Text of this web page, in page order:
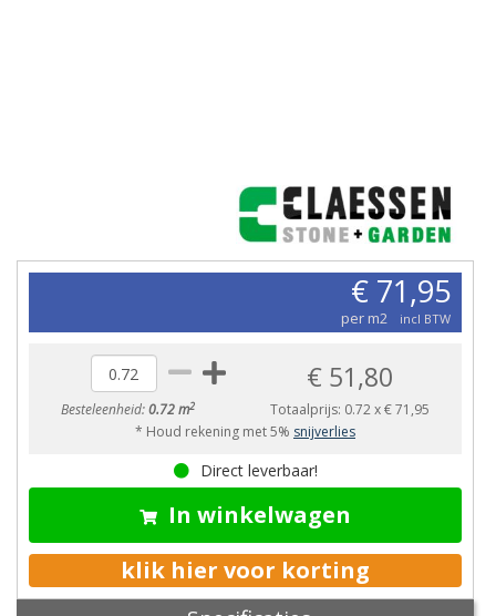
€ 71,95
per m2 incl BTW
Besteleenheid:0.72 m2
€ 51,80
Totaalprijs: 0.72x€ 71,95
* Houd rekening met 5% snijverlies
Direct leverbaar!
In winkelwagen
klik hier voor korting